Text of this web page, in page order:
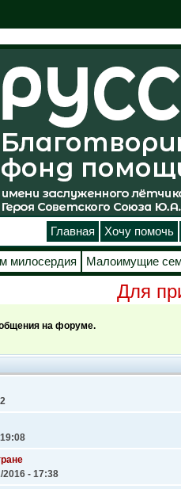
Главная Хочу помочь
милосердия Малоимущие
Для
на форуме.
2016 - 17:38